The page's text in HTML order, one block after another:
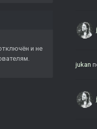
и не
jukan